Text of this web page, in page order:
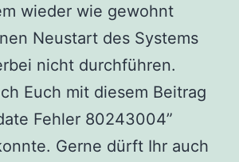
wieder wie gewohnt
Neustart des Systems
nicht durchführen.
Euch mit diesem Beitrag
Fehler 80243004”
Gerne dürft Ihr auch